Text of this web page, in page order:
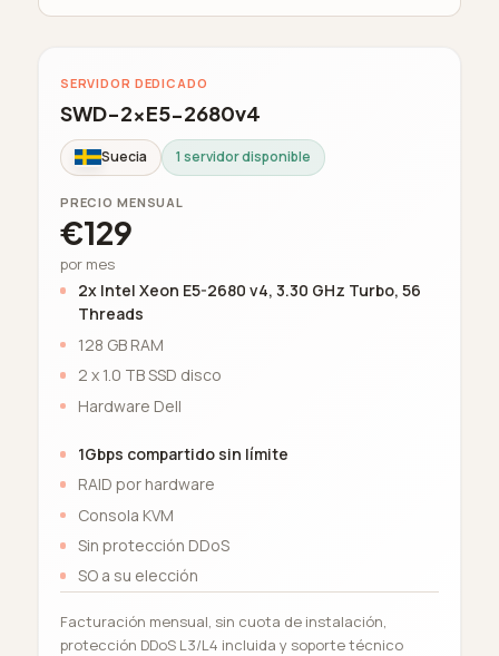
SERVIDOR DEDICADO
SWD-2xE5-2680v4
Suecia 1 servidor disponible
PRECIO MENSUAL
€129
por mes
2x Intel Xeon E5-2680 v4, 3.30 GHz Turbo, 56
Threads
128 GB RAM
2 x 1.0 TB SSD disco
Hardware Dell
1Gbps compartido sin límite
RAID por hardware
Consola KVM
Sin protección DDoS
SO a su elección
Facturación mensual, sin cuota de instalación,
protección DDoS L3/L4 incluida y soporte técnico